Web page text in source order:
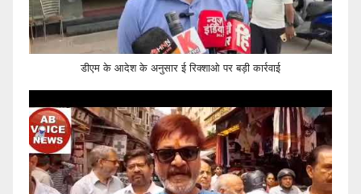
डीएम के आदेश के अनुसार ई रिक्शाओ पर बड़ी कार्रवाई